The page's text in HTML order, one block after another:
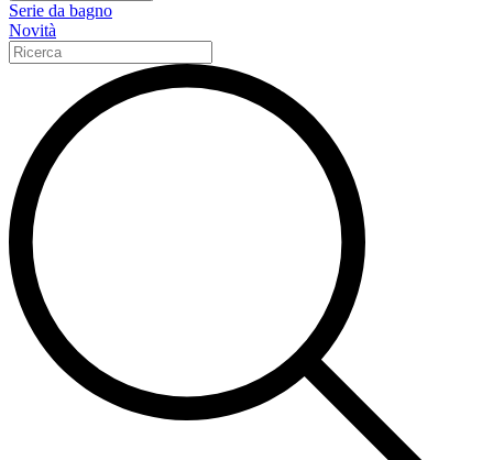
Serie da bagno
Novità